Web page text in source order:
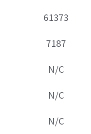
61373
7187
N/C
N/C
N/C